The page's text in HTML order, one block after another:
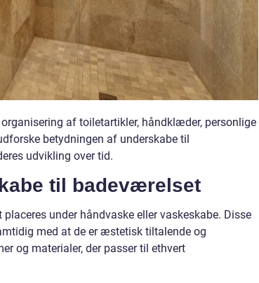
af toiletartikler, håndklæder, personlige
betydningen af underskabe til
udvikling over tid.
til badeværelset
under håndvaske eller vaskeskabe. Disse
med at de er æstetisk tiltalende og
og materialer, der passer til ethvert